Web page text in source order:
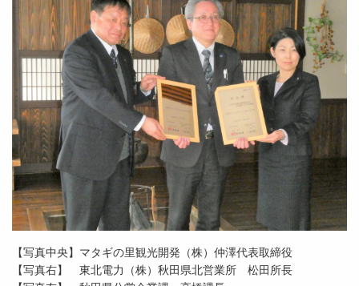
【写真中央】マタギの里観光開発（株）仲澤代表取締役
【写真右】 東北電力（株）秋田県北営業所 松田所長